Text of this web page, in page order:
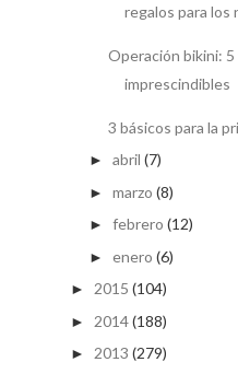
regalos para los
Operación bikini:
imprescindibles
3 básicos para la
► abril (7)
► marzo (8)
► febrero (12)
► enero (6)
► 2015 (104)
► 2014(188)
► 2013 (279)